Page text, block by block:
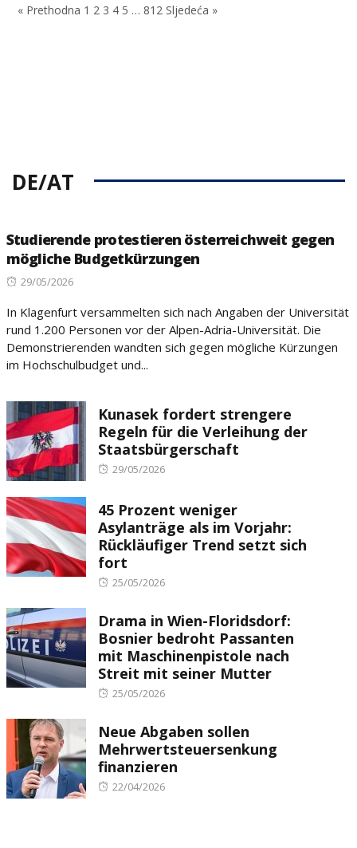
« Prethodna 1 2 3 4 5 … 812 Sljedeća »
DE/AT
Studierende protestieren österreichweit gegen
mögliche Budgetkürzungen
Posted
29/05/2026
In Klagenfurt versammelten sich nach Angaben der Universität
rund 1.200 Personen vor der Alpen-Adria-Universität. Die
Demonstrierenden wandten sich gegen mögliche Kürzungen
im Hochschulbudget und...
Kunasek fordert strengere
Regeln für die Verleihung der
Staatsbürgerschaft
Posted
29/05/2026
45 Prozent weniger
Asylanträge als im Vorjahr:
Rückläufiger Trend setzt sich
fort
Posted
25/05/2026
Drama in Wien-Floridsdorf:
Bosnier bedroht Passanten
mit Maschinenpistole nach
Streit mit seiner Mutter
Posted
25/05/2026
Neue Abgaben sollen
Mehrwertsteuersenkung
finanzieren
Posted
22/04/2026